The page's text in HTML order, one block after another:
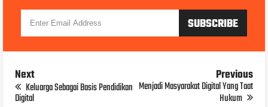
Next
Keluarga Sebagai Basis Pendidikan
Digital
Previous
Menjadi Masyarakat Digital Yang Taat
Hukum